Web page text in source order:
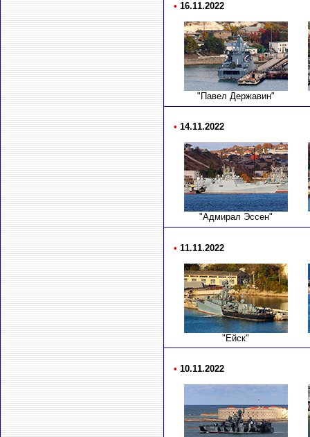
• 16.11.2022
"Павел Державин"
• 14.11.2022
"Адмирал Эссен"
• 11.11.2022
"Ейск"
• 10.11.2022